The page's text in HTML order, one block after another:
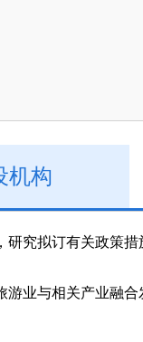
机构
研究拟订有关政策措
游业与相关产业融合